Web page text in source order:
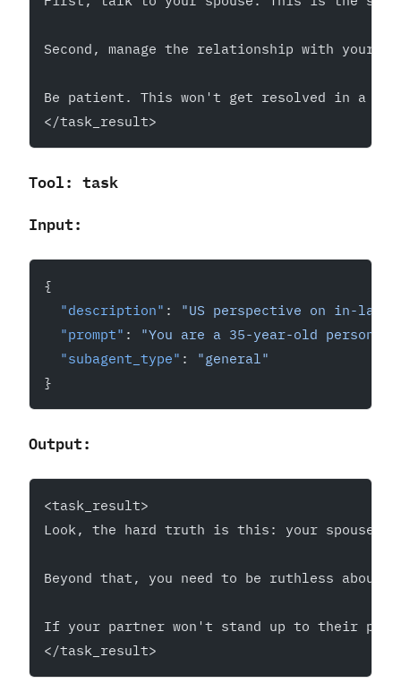
Second, manage the relationship with
Be patient. This won't get resolved in a
</task_result>
Tool: task
Input:
{
  "description"
: "US perspective on in-laws"
  "prompt"
: "You are a 35-year-old person
  "subagent_type"
: "general"
}
Output:
<task_result>
Look, the hard truth is this: your spouse
Beyond that, you need to be ruthless
If your partner won't stand up to their
</task_result>